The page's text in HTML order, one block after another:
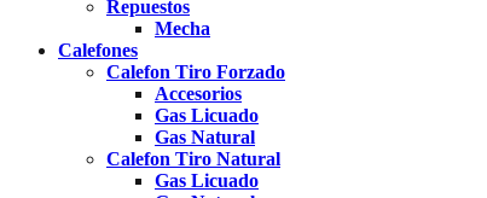
Repuestos
Mecha
Calefones
Calefon Tiro Forzado
Accesorios
Gas Licuado
Gas Natural
Calefon Tiro Natural
Gas Licuado